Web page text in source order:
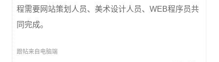
程需要网站策划人员、美术设计人员、WEB程序员共
同完成。
跟帖来自电脑端